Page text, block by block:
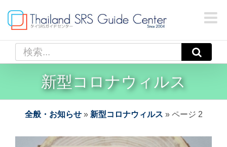
content
索
新型コロナウィルス
全般・お知らせ» 新型コロナウィルス » ページ 2